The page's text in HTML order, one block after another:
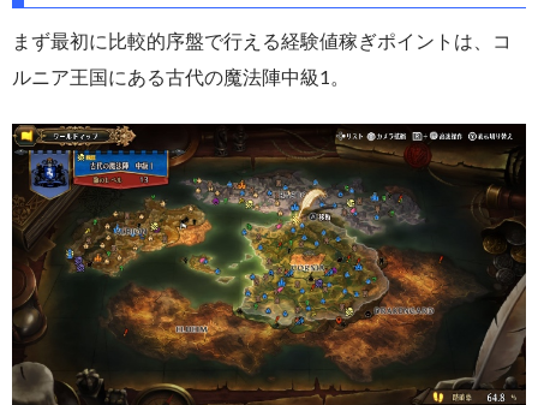
まず最初に比較的序盤で行える経験値稼ぎポイントは、コ
ルニア王国にある古代の魔法陣中級1。